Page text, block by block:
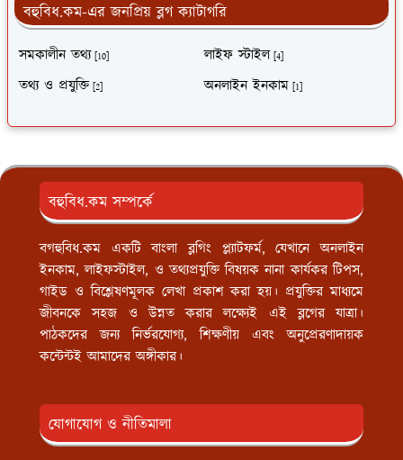
বহুবিধ.কম-এর জনপ্রিয় ব্লগ ক্যাটাগরি
সমকালীন তথ্য [10] লাইফ স্টাইল [4]
তথ্য ও প্রযুক্তি [2] অনলাইন ইনকাম [1]
বহুবিধ.কম সম্পর্কে
বগহুবিধ.কম একটি বাংলা ব্লগিং প্ল্যাটফর্ম, যেখানে অনলাইন
ইনকাম, লাইফস্টাইল, ও তথ্যপ্রযুক্তি বিষয়ক নানা কার্যকর টিপস,
গাইড ও বিশ্লেষণমূলক লেখা প্রকাশ করা হয়। প্রযুক্তির মাধ্যমে
জীবনকে সহজ ও উন্নত করার লক্ষ্যেই এই ব্লগের যাত্রা।
পাঠকদের জন্য নির্ভরযোগ্য, শিক্ষণীয় এবং অনুপ্রেরণাদায়ক
কন্টেন্টই আমাদের অঙ্গীকার।
যোগাযোগ ও নীতিমালা